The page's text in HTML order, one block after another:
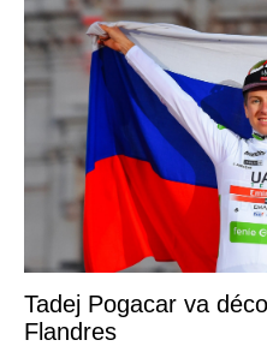
Tadej Pogacar va
Flandres